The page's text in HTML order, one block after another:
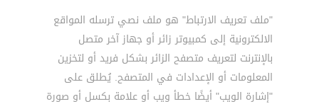
"ملف تعريف الارتباط" هو ملف نصي ترسله المواقع
الالكترونية إلى كمبيوتر زائر أو جهاز آخر متصل
بالإنترنت لتعريف متصفح الزائر بشكل فريد أو لتخزين
المعلومات أو الإعدادات في المتصفح. يُطلق على
"إشارة الويب" أيضًا خطأ ويب أو علامة بكسل أو صورة